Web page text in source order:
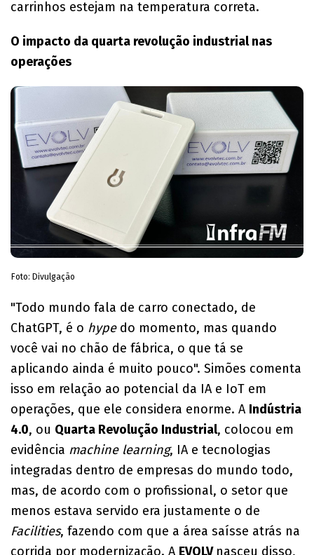
carrinhos estejam na temperatura correta.
O impacto da quarta revolução industrial nas
operações
Foto: Divulgação
"Todo mundo fala de carro conectado, de
ChatGPT, é o hype do momento, mas quando
você vai no chão de fábrica, o que tá se
aplicando ainda é muito pouco". Simões comenta
isso em relação ao potencial da IA e IoT em
operações, que ele considera enorme. A Indústria
4.0, ou Quarta Revolução Industrial, colocou em
evidência machine learning, IA e tecnologias
integradas dentro de empresas do mundo todo,
mas, de acordo com o profissional, o setor que
menos estava servido era justamente o de
Facilities, fazendo com que a área saísse atrás na
corrida por modernização. A EVOLV nasceu disso,